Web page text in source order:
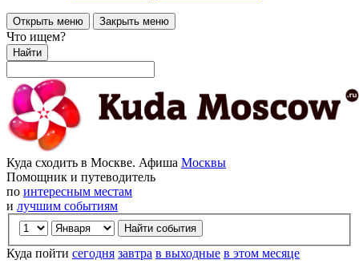
Открыть меню Закрыть меню
Что ищем?
Найти
Куда сходить в Москве. Афиша Москвы
Помощник и путеводитель
по интересным местам
и лучшим событиям
Куда пойти сегодня завтра в выходные в этом месяце